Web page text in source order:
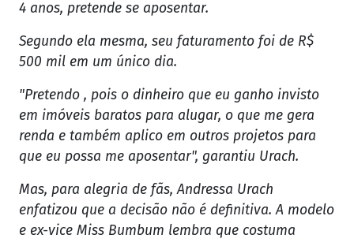
4 anos, pretende se aposentar.
Segundo ela mesma, seu faturamento foi de R$
500 mil em um único dia.
"Pretendo , pois o dinheiro que eu ganho invisto
em imóveis baratos para alugar, o que me gera
renda e também aplico em outros projetos para
que eu possa me aposentar", garantiu Urach.
Mas, para alegria de fãs, Andressa Urach
enfatizou que a decisão não é definitiva. A modelo
e ex-vice Miss Bumbum lembra que costuma